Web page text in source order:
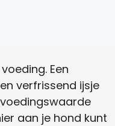
Een
verfrissend ijsje
aan je hond kunt